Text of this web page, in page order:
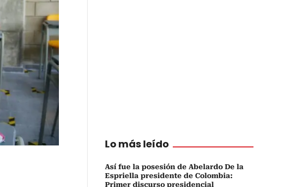
Lo más leído
Así fue la posesión de Abelardo De la
Espriella presidente de Colombia:
Primer discurso presidencial